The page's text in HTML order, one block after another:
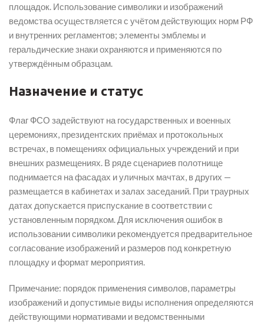
площадок. Использование символики и изображений
ведомства осуществляется с учётом действующих норм РФ
и внутренних регламентов; элементы эмблемы и
геральдические знаки охраняются и применяются по
утверждённым образцам.
Назначение и статус
Флаг ФСО задействуют на государственных и военных
церемониях, президентских приёмах и протокольных
встречах, в помещениях официальных учреждений и при
внешних размещениях. В ряде сценариев полотнище
поднимается на фасадах и уличных мачтах, в других —
размещается в кабинетах и залах заседаний. При траурных
датах допускается приспускание в соответствии с
установленным порядком. Для исключения ошибок в
использовании символики рекомендуется предварительное
согласование изображений и размеров под конкретную
площадку и формат мероприятия.
Примечание: порядок применения символов, параметры
изображений и допустимые виды исполнения определяются
действующими нормативами и ведомственными